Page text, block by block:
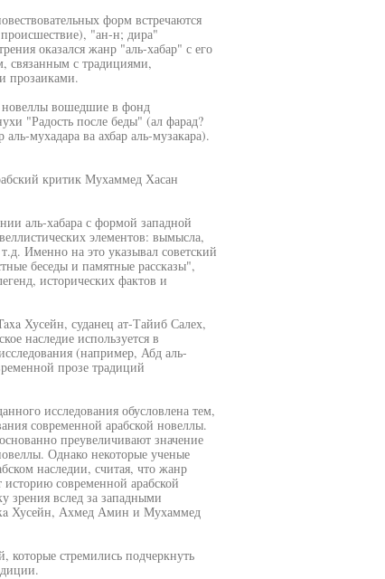
форм встречаются
"ан-н; дира"
оказался жанр "аль-хабар" с его
связанным с традициями,
прозаиками.
новеллы вошедшие в фонд
"Радость после беды" (ал фарад?
мухадара ва ахбар аль-музакара).
критик Мухаммед Хасан
аль-хабара с формой западной
элементов: вымысла,
Именно на это указывал советский
беседы и памятные рассказы",
исторических фактов и
Хусейн, суданец ат-Тайиб Салех,
наследие используется в
(например, Абд аль-
прозе традиций
исследования обусловлена тем,
современной арабской новеллы.
преувеличивают значение
Однако некоторые ученые
наследии, считая, что жанр
современной арабской
зрения вслед за западными
Хусейн, Ахмед Амин и Мухаммед
которые стремились подчеркнуть